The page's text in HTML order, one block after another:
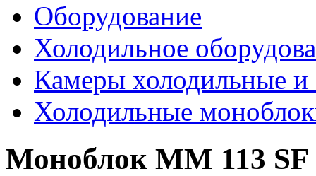
Оборудование
Холодильное
Камеры холодильные и
Холодильные
Моноблок ММ 113 SF